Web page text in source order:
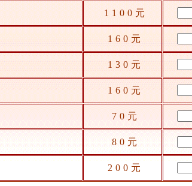
1100元
160元
130元
160元
70元
80元
200元